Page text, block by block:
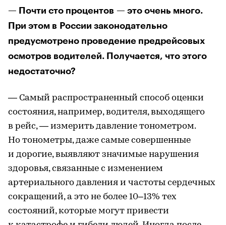
— Почти сто процентов — это очень много.
При этом в России законодательно
предусмотрено проведение предрейсовых
осмотров водителей. Получается, что этого
недостаточно?
— Самый распространенный способ оценки
состояния, например, водителя, выходящего
в рейс, — измерить давление тонометром.
Но тонометры, даже самые совершенные
и дорогие, выявляют значимые нарушения
здоровья, связанные с изменением
артериального давления и частоты сердечных
сокращений, а это не более 10–13% тех
состояний, которые могут привести